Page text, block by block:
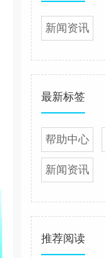
新闻资讯
最新标签
帮助中心
新闻资讯
推荐阅读